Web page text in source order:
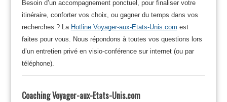
Besoin d’un accompagnement ponctuel, pour finaliser votre
itinéraire, conforter vos choix, ou gagner du temps dans vos
recherches ? La Hotline Voyager-aux-Etats-Unis.com est
faites pour vous. Nous répondons à toutes vos questions lors
d’un entretien privé en visio-conférence sur internet (ou par
téléphone).
Coaching Voyager-aux-Etats-Unis.com